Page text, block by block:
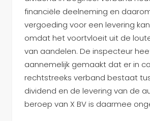
financiële deelneming en
vergoeding voor een levering
omdat het voortvloeit uit de
van aandelen. De inspecteur
aannemelijk gemaakt dat er in
rechtstreeks verband bestaat
dividend en de levering van de
beroep van X BV is daarmee